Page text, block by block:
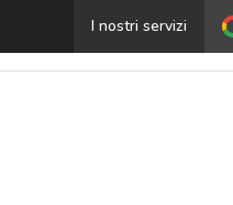
I nostri servizi
OnionShare: la guida